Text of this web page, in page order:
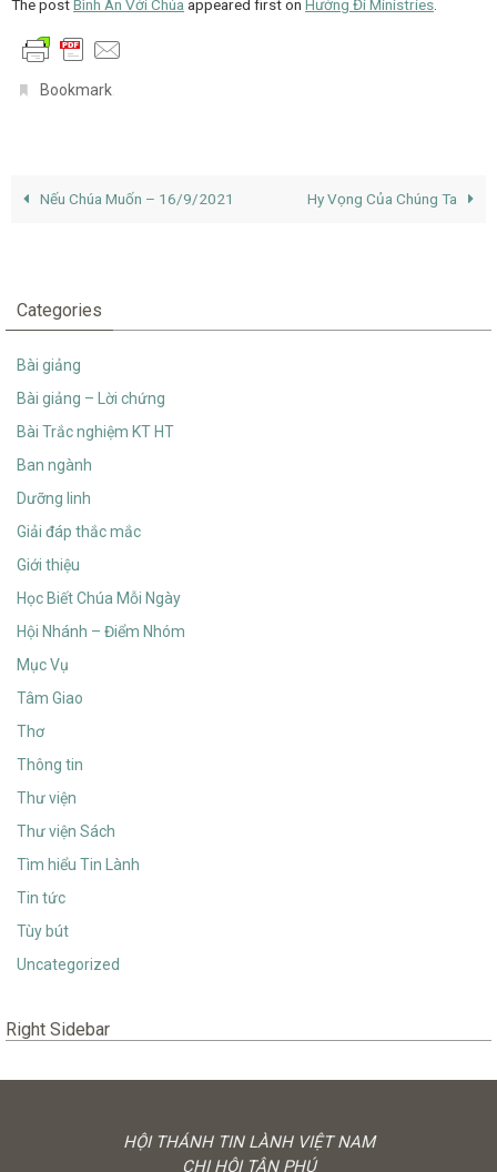
The postBình An Với Chúa appeared first on Hướng Đi Ministries
Bookmark
Nếu Chúa Muốn – 16/9/2021 Hy Vọng Của Chúng Ta
Categories
Bài giảng
Bài giảng – Lời chứng
Bài Trắc nghiệm KT HT
Ban ngành
Dưỡng linh
Giải đáp thắc mắc
Giới thiệu
Học Biết Chúa Mỗi Ngày
Hội Nhánh – Điểm Nhóm
Mục Vụ
Tâm Giao
Thơ
Thông tin
Thư viện
Thư viện Sách
Tìm hiểu Tin Lành
Tin tức
Tùy bút
Uncategorized
Right Sidebar
HỘI THÁNH TIN LÀNH VIỆT NAM
CHI HỘI TÂN PHÚ